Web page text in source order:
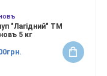
"Лагідний" ТМ
5 кг